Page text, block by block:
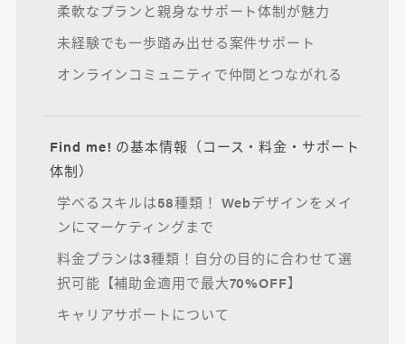
柔軟なプランと親身なサポート体制が魅力
未経験でも一歩踏み出せる案件サポート
オンラインコミュニティで仲間とつながれる
Find me! の基本情報（コース・料金・サポート
体制）
学べるスキルは58種類！ Webデザインをメイ
ンにマーケティングまで
料金プランは3種類！自分の目的に合わせて選
択可能【補助金適用で最大70%OFF】
キャリアサポートについて